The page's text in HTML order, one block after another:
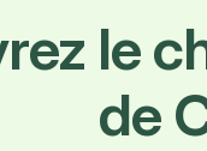
le
de